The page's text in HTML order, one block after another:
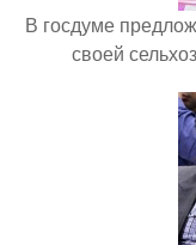
В госдуме
своей